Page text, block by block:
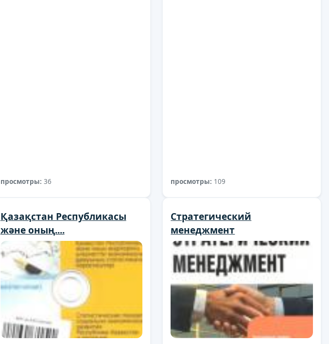
просмотры: 36
Қазақстан Республикасы
және оның....
просмотры: 109
Стратегический
менеджмент